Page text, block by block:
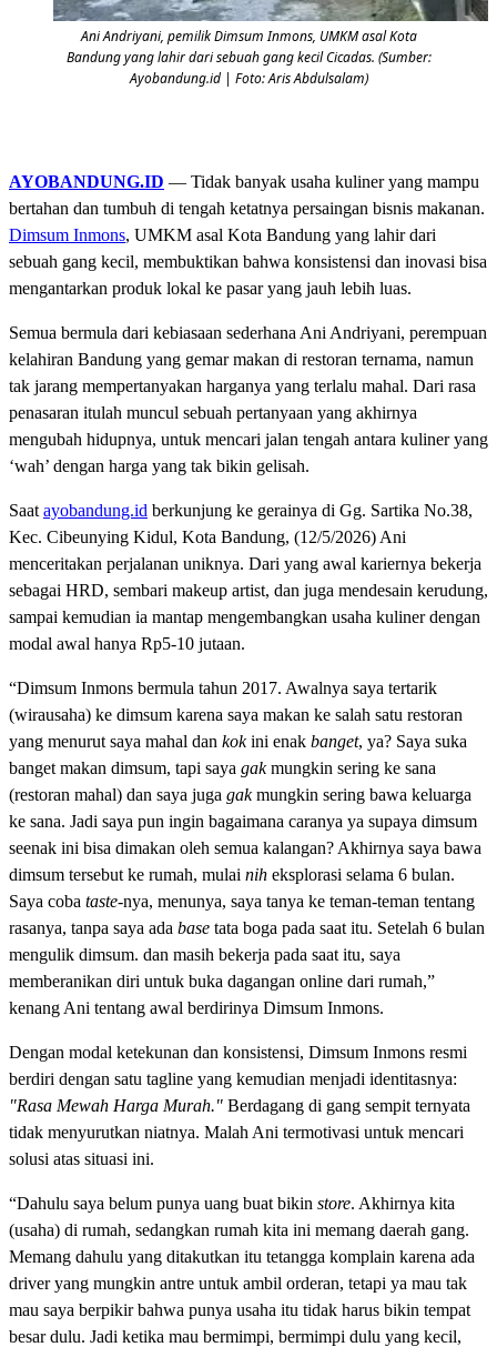
Ani Andriyani, pemilik Dimsum Inmons, UMKM asal Kota
Bandung yang lahir dari sebuah gang kecil Cicadas. (Sumber:
Ayobandung.id | Foto: Aris Abdulsalam)
AYOBANDUNG.ID — Tidak banyak usaha kuliner yang mampu
bertahan dan tumbuh di tengah ketatnya persaingan bisnis makanan.
Dimsum Inmons, UMKM asal Kota Bandung yang lahir dari
sebuah gang kecil, membuktikan bahwa konsistensi dan inovasi bisa
mengantarkan produk lokal ke pasar yang jauh lebih luas.
Semua bermula dari kebiasaan sederhana Ani Andriyani, perempuan
kelahiran Bandung yang gemar makan di restoran ternama, namun
tak jarang mempertanyakan harganya yang terlalu mahal. Dari rasa
penasaran itulah muncul sebuah pertanyaan yang akhirnya
mengubah hidupnya, untuk mencari jalan tengah antara kuliner yang
‘wah’ dengan harga yang tak bikin gelisah.
Saat ayobandung.id berkunjung ke gerainya di Gg. Sartika No.38,
Kec. Cibeunying Kidul, Kota Bandung, (12/5/2026) Ani
menceritakan perjalanan uniknya. Dari yang awal kariernya bekerja
sebagai HRD, sembari makeup artist, dan juga mendesain kerudung,
sampai kemudian ia mantap mengembangkan usaha kuliner dengan
modal awal hanya Rp5-10 jutaan.
“Dimsum Inmons bermula tahun 2017. Awalnya saya tertarik
(wirausaha) ke dimsum karena saya makan ke salah satu restoran
yang menurut saya mahal dan kokini enak banget, ya? Saya suka
banget makan dimsum, tapi saya gakmungkin sering ke sana
(restoran mahal) dan saya juga gakmungkin sering bawa keluarga
ke sana. Jadi saya pun ingin bagaimana caranya ya supaya dimsum
seenak ini bisa dimakan oleh semua kalangan? Akhirnya saya bawa
dimsum tersebut ke rumah, mulai nih eksplorasi selama 6 bulan.
Saya coba taste-nya, menunya, saya tanya ke teman-teman tentang
rasanya, tanpa saya ada base tata boga pada saat itu. Setelah 6 bulan
mengulik dimsum. dan masih bekerja pada saat itu, saya
memberanikan diri untuk buka dagangan online dari rumah,”
kenang Ani tentang awal berdirinya Dimsum Inmons.
Dengan modal ketekunan dan konsistensi, Dimsum Inmons resmi
berdiri dengan satu tagline yang kemudian menjadi identitasnya:
"Rasa Mewah Harga Murah." Berdagang di gang sempit ternyata
tidak menyurutkan niatnya. Malah Ani termotivasi untuk mencari
solusi atas situasi ini.
“Dahulu saya belum punya uang buat bikin store. Akhirnya kita
(usaha) di rumah, sedangkan rumah kita ini memang daerah gang.
Memang dahulu yang ditakutkan itu tetangga komplain karena ada
driver yang mungkin antre untuk ambil orderan, tetapi ya mau tak
mau saya berpikir bahwa punya usaha itu tidak harus bikin tempat
besar dulu. Jadi ketika mau bermimpi, bermimpi dulu yang kecil,